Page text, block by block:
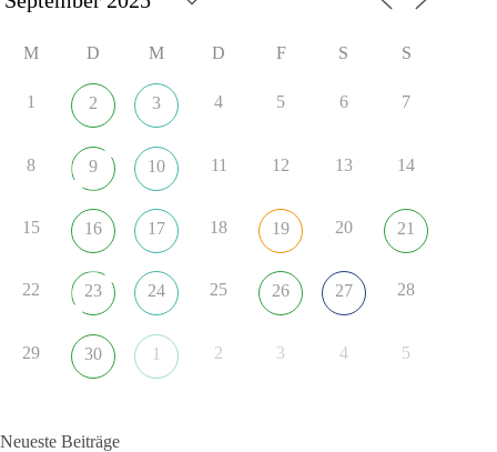
M D M D F S S
1 2 3 4 5 6 7
8 9 10 11 12 13 14
15 16 17 18 19 20 21
22 23 24 25 26 27 28
29 30 1 2 3 4 5
Neueste Beiträge